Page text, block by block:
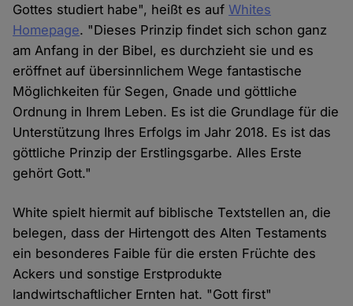
Gottes studiert habe", heißt es aufWhites
Homepage. "Dieses Prinzip findet sich schon ganz
am Anfang in der Bibel, es durchzieht sie und es
eröffnet auf übersinnlichem Wege fantastische
Möglichkeiten für Segen, Gnade und göttliche
Ordnung in Ihrem Leben. Es ist die Grundlage für die
Unterstützung Ihres Erfolgs im Jahr 2018. Es ist das
göttliche Prinzip der Erstlingsgarbe. Alles Erste
gehört Gott."
White spielt hiermit auf biblische Textstellen an, die
belegen, dass der Hirtengott des Alten Testaments
ein besonderes Faible für die ersten Früchte des
Ackers und sonstige Erstprodukte
landwirtschaftlicher Ernten hat. "Gott first"